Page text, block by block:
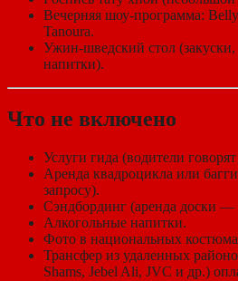
Вечерняя шоу-программа:
Tanoura.
Ужин-шведский стол
напитки).
Что не включено
Услуги гида (водители
Аренда квадроцикла или
запросу).
Сэндбординг (аренда доски —
Алкогольные напитки.
Фото в национальных
Трансфер из удаленных
Shams, Jebel Ali, JVC и др.)